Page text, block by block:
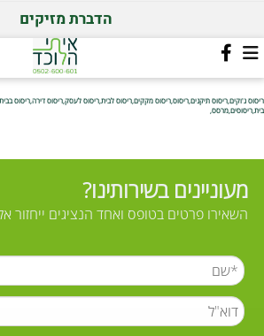
הדברת מזיקים
ריסוס ג'וקים,ריסוס תיקנים,ריסוס,ריסוס מקקים,ריסוס לבית,ריסוס לעסק,ריסוס דירה,ריסוס
בית,ריסוסים,מרסס,
מעוניינים בשירותינו?
השאירו פרטים בטופס ואחד הנציגים ייחזור